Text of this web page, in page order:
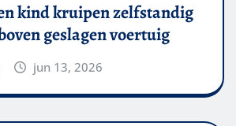
kind kruipen zelfstandig
geslagen voertuig
jun 13, 2026